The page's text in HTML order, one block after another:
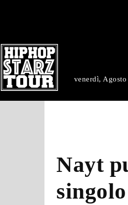
venerdì,
Nayt